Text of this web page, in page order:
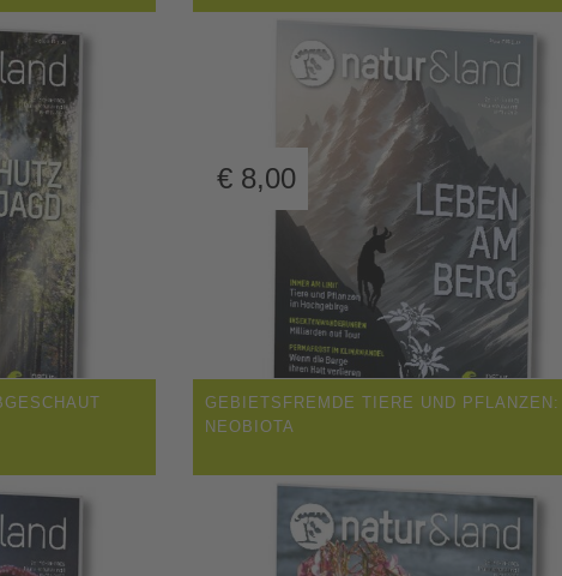
€ 8,00
GEBIETSFREMDE TIERE UND PFLANZEN:
NEOBIOTA